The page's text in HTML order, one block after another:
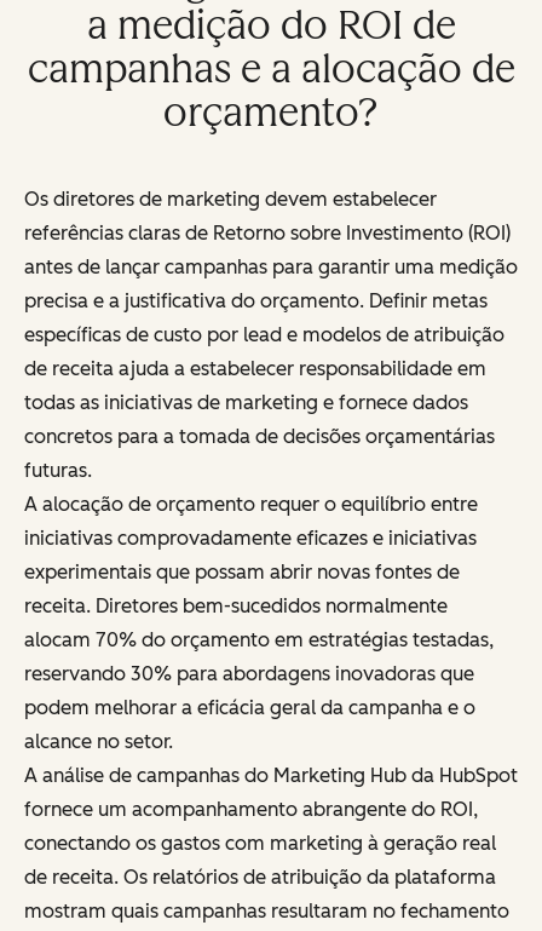
a medição do ROI de
campanhas e a alocação de
orçamento?
Os diretores de marketing devem estabelecer
referências claras de Retorno sobre Investimento (ROI)
antes de lançar campanhas para garantir uma medição
precisa e a justificativa do orçamento. Definir metas
específicas de custo por lead e modelos de atribuição
de receita ajuda a estabelecer responsabilidade em
todas as iniciativas de marketing e fornece dados
concretos para a tomada de decisões orçamentárias
futuras.
A alocação de orçamento requer o equilíbrio entre
iniciativas comprovadamente eficazes e iniciativas
experimentais que possam abrir novas fontes de
receita. Diretores bem-sucedidos normalmente
alocam 70% do orçamento em estratégias testadas,
reservando 30% para abordagens inovadoras que
podem melhorar a eficácia geral da campanha e o
alcance no setor.
A análise de campanhas do Marketing Hub da HubSpot
fornece um acompanhamento abrangente do ROI,
conectando os gastos com marketing à geração real
de receita. Os relatórios de atribuição da plataforma
mostram quais campanhas resultaram no fechamento